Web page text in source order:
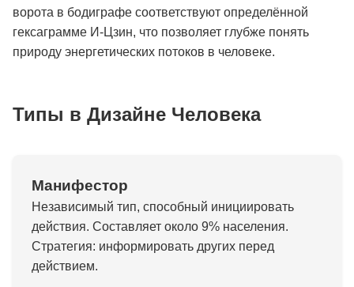
ворота в бодиграфе соответствуют определённой
гексаграмме И-Цзин, что позволяет глубже понять
природу энергетических потоков в человеке.
Типы в Дизайне Человека
Манифестор
Независимый тип, способный инициировать
действия. Составляет около 9% населения.
Стратегия: информировать других перед
действием.